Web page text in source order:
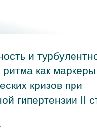
и
ритма как
кризов при
гипертензии II